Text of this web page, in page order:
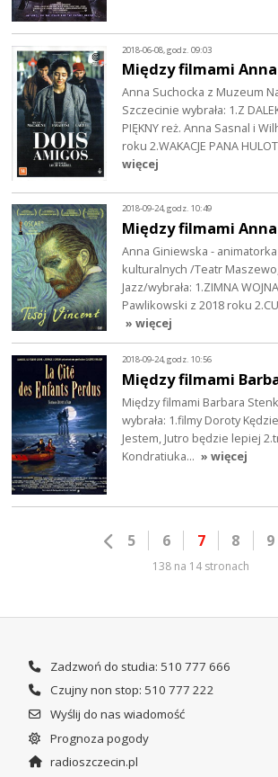
2018-06-08, godz. 09:03
Między filmami
Anna Suchocka z Muzeum
Szczecinie wybrała: 1.Z
PIĘKNY reż. Anna Sasnal i
roku 2.WAKACJE PANA
więcej
2018-09-24, godz. 10:49
Między filmami
Anna Giniewska -
kulturalnych /Teatr
Jazz/wybrała: 1.ZIMNA
Pawlikowski z 2018 roku
» więcej
2018-09-24, godz. 10:56
Między filmami
Między filmami Barbara
wybrała: 1.filmy Doroty
Jestem, Jutro będzie lepiej
Kondratiuka… » więcej
5 6 7 8 9
138 na 14 stronach
Zadzwoń do studia: 510 777 666
Czujny non stop: 510 777 222
Wyślij do nas wiadomość
Prognoza pogody
radioszczecin.pl